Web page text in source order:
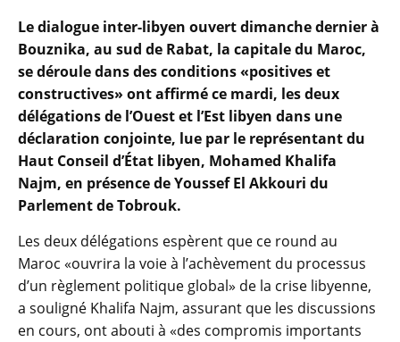
Le dialogue inter-libyen ouvert dimanche dernier à
Bouznika, au sud de Rabat, la capitale du Maroc,
se déroule dans des conditions «positives et
constructives» ont affirmé ce mardi, les deux
délégations de l’Ouest et l’Est libyen dans une
déclaration conjointe, lue par le représentant du
Haut Conseil d’État libyen, Mohamed Khalifa
Najm, en présence de Youssef El Akkouri du
Parlement de Tobrouk.
Les deux délégations espèrent que ce round au
Maroc «ouvrira la voie à l’achèvement du processus
d’un règlement politique global» de la crise libyenne,
a souligné Khalifa Najm, assurant que les discussions
en cours, ont abouti à «des compromis importants